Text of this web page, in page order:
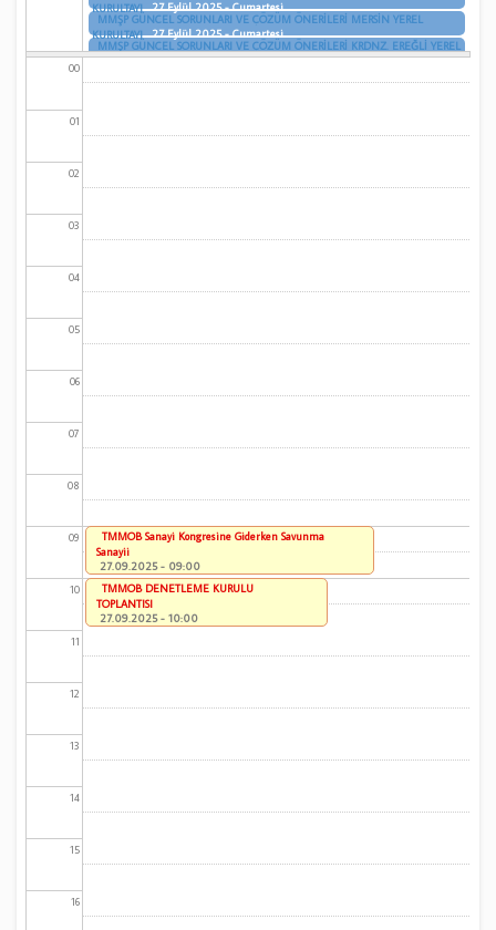
KURULTAYI
27 Eylül 2025 - Cumartesi
MMŞP GÜNCEL SORUNLARI VE ÇÖZÜM ÖNERİLERİ MERSİN YEREL
KURULTAYI
27 Eylül 2025 - Cumartesi
MMŞP GÜNCEL SORUNLARI VE ÇÖZÜM ÖNERİLERİ KRDNZ. EREĞLİ YEREL
KURULTAYI
27 Eylül 2025 - Cumartesi
00
01
02
03
04
05
06
07
08
09
10
11
12
13
14
15
16
TMMOB Sanayi Kongresine Giderken Savunma
Sanayii
27.09.2025 - 09:00
TMMOB DENETLEME KURULU
TOPLANTISI
27.09.2025 - 10:00